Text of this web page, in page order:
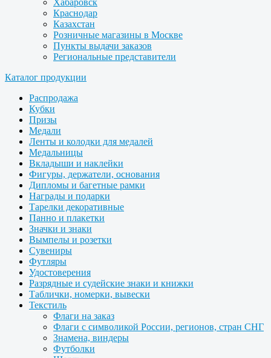
Хабаровск
Краснодар
Казахстан
Розничные магазины в Москве
Пункты выдачи заказов
Региональные представители
Каталог продукции
Распродажа
Кубки
Призы
Медали
Ленты и колодки для медалей
Медальницы
Вкладыши и наклейки
Фигуры, держатели, основания
Дипломы и багетные рамки
Награды и подарки
Тарелки декоративные
Панно и плакетки
Значки и знаки
Вымпелы и розетки
Сувениры
Футляры
Удостоверения
Разрядные и судейские знаки и книжки
Таблички, номерки, вывески
Текстиль
Флаги на заказ
Флаги с символикой России, регионов, стран СНГ
Знамена, виндеры
Футболки